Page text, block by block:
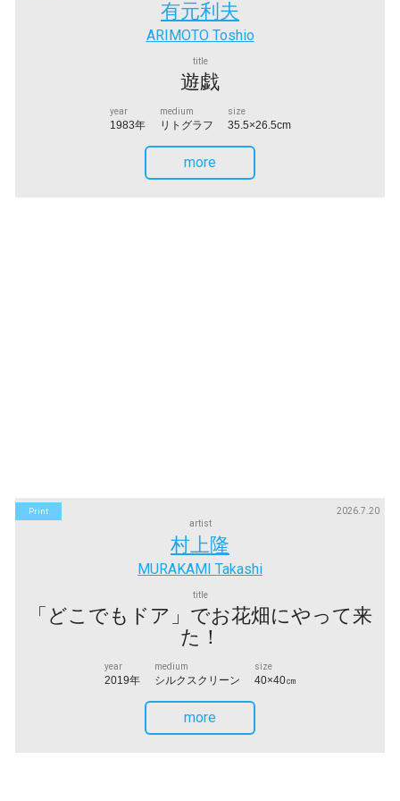
有元利夫
ARIMOTO Toshio
title
遊戯
year
1983年
medium
リトグラフ
size
35.5×26.5cm
more
Print
2026.7.20
artist
村上隆
MURAKAMI Takashi
title
「どこでもドア」でお花畑にやって来
た！
year
2019年
medium
シルクスクリーン
size
40×40㎝
more